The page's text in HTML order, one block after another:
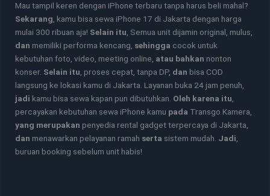
Mau tampil keren dengan iPhone terbaru tanpa harus beli mahal?
Sekarang , kamu bisa sewa iPhone 17 di Jakarta dengan harga
mulai 300 ribuan aja! Selain itu , Semua unit dijamin original, mulus,
dan memiliki performa kencang, sehingga cocok untuk
kebutuhan foto, video, meeting online, atau bahkan nonton
konser. Selain itu , proses cepat, tanpa DP, dan bisa COD
langsung ke lokasi kamu di Jakarta. Layanan buka 24 jam penuh,
jadi kamu bisa sewa kapan pun dibutuhkan. Oleh karena itu
percayakan kebutuhan sewa iPhone kamu pada Transgo Kamera,
yang merupakan penyedia rental gadget terpercaya di Jakarta,
dan menawarkan pelayanan ramah serta sistem mudah. Jadi
buruan booking sebelum unit habis!